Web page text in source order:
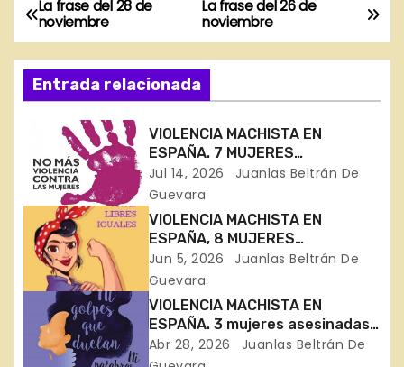
N
a
v
g
a
c
ó
n
La frase del 26 de
noviembre
La frase del 28 de
noviembre
Entrada relacionada
VIOLENCIA MACHISTA EN
ESPAÑA. 7 MUJERES
ASESINADAS EN 11 DÍAS
Jul 14, 2026
Juanlas Beltrán De
Guevara
VIOLENCIA MACHISTA EN
ESPAÑA, 8 MUJERES
ASESINADAS EN 30 DÍAS
Jun 5, 2026
Juanlas Beltrán De
Guevara
VIOLENCIA MACHISTA EN
ESPAÑA. 3 mujeres asesinadas
en Bizkaia, Córdoba y Toledo
Abr 28, 2026
Juanlas Beltrán De